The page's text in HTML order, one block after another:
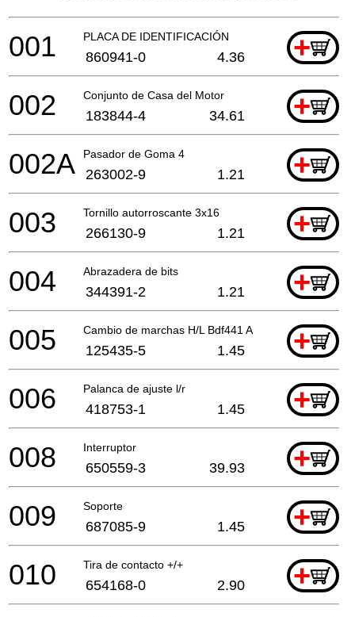
PLACA DE IDENTIFICACIÓN +
001 860941-0 4.36
Conjunto de Casa del Motor +
002 183844-4 34.61
Pasador de Goma 4 +
002A 263002-9 1.21
Tornillo autorroscante 3x16 +
003 266130-9 1.21
Abrazadera de bits +
004 344391-2 1.21
Cambio de marchas H/L Bdf441 A +
005 125435-5 1.45
Palanca de ajuste l/r +
006 418753-1 1.45
Interruptor +
008 650559-3 39.93
Soporte +
009 687085-9 1.45
Tira de contacto +/+ +
010 654168-0 2.90